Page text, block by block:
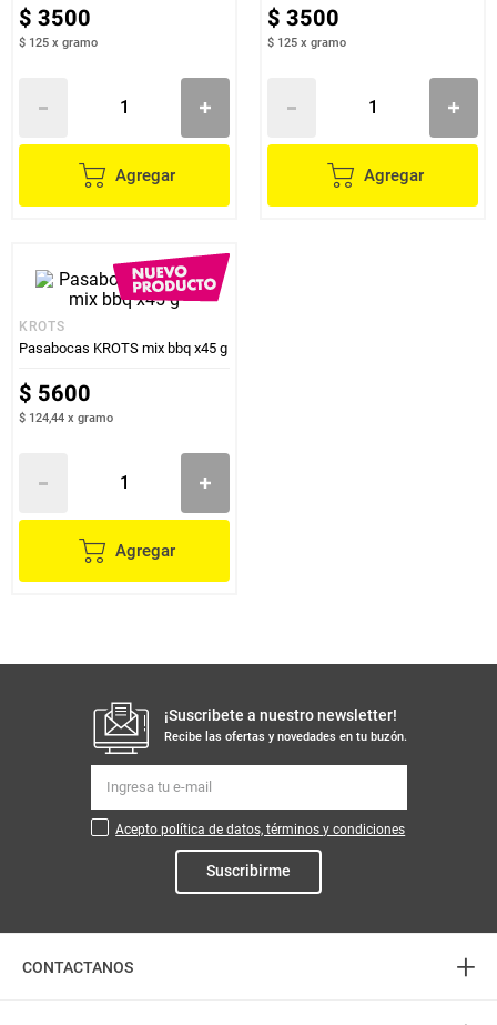
$ 3500
$ 125 x gramo
Agregar
$ 3500
$ 125 x gramo
Agregar
KROTS
Pasabocas KROTS mix bbq x45 g
$ 5600
$ 124,44 x gramo
Agregar
¡Suscribete a nuestro newsletter!
Recibe las ofertas y novedades en tu buzón.
Acepto política de datos, términos y condiciones
Suscribirme
CONTACTANOS +